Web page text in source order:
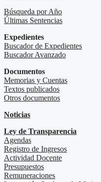
Búsqueda por Año
Últimas Sentencias
Expedientes
Buscador de Expedientes
Buscador Avanzado
Documentos
Memorias y Cuentas
Textos publicados
Otros documentos
Noticias
Ley de Transparencia
Agendas
Registro de Ingresos
Actividad Docente
Presupuestos
Remuneraciones